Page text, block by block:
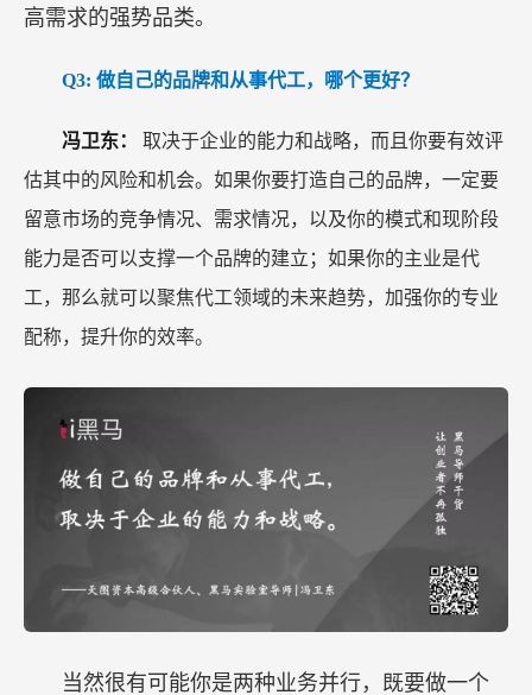
高需求的强势品类。
Q3: 做自己的品牌和从事代工，哪个更好？
冯卫东： 取决于企业的能力和战略，而且你要有效评
估其中的风险和机会。如果你要打造自己的品牌，一定要
留意市场的竞争情况、需求情况，以及你的模式和现阶段
能力是否可以支撑一个品牌的建立；如果你的主业是代
工，那么就可以聚焦代工领域的未来趋势，加强你的专业
配称，提升你的效率。
当然很有可能你是两种业务并行，既要做一个